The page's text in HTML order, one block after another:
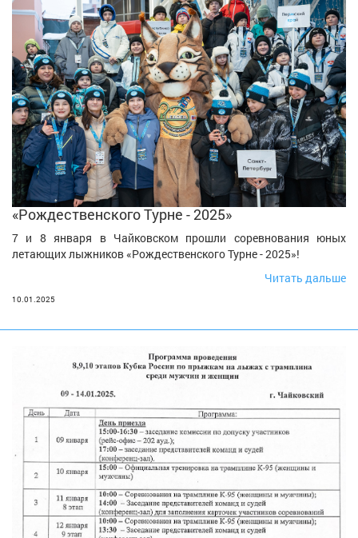
«Рождественского Турне - 2025»
7 и 8 января в Чайковском прошли соревнования юных
летающих лыжников «Рождественского Турне - 2025»!
Читать дальше
10.01.2025